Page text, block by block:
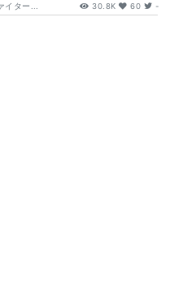
イター... 30.8K 60 -